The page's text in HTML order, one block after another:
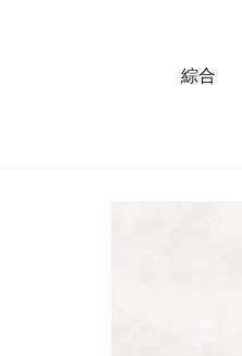
綜合